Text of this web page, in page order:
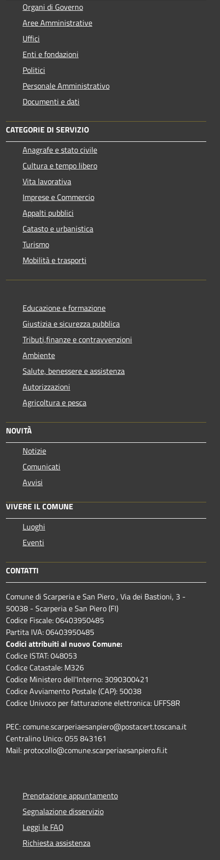
Organi di Governo
Aree Amministrative
Uffici
Enti e fondazioni
Politici
Personale Amministrativo
Documenti e dati
CATEGORIE DI SERVIZIO
Anagrafe e stato civile
Cultura e tempo libero
Vita lavorativa
Imprese e Commercio
Appalti pubblici
Catasto e urbanistica
Turismo
Mobilità e trasporti
Educazione e formazione
Giustizia e sicurezza pubblica
Tributi,finanze e contravvenzioni
Ambiente
Salute, benessere e assistenza
Autorizzazioni
Agricoltura e pesca
NOVITÀ
Notizie
Comunicati
Avvisi
VIVERE IL COMUNE
Luoghi
Eventi
CONTATTI
Comune di Scarperia e San Piero , Via dei Bastioni, 3 -
50038 - Scarperia e San Piero (FI)
Codice Fiscale: 06403950485
Partita IVA: 06403950485
Codici attribuiti al nuovo Comune:
Codice ISTAT: 048053
Codice Catastale: M326
Codice Ministero dell'Interno: 3090300421
Codice Avviamento Postale (CAP): 50038
Codice Univoco per fatturazione elettronica: UFFS8R
PEC: comune.scarperiaesanpiero@postacert.toscana.it
Centralino Unico: 055 843161
Mail: protocollo@comune.scarperiaesanpiero.fi.it
Prenotazione appuntamento
Segnalazione disservizio
Leggi le FAQ
Richiesta assistenza